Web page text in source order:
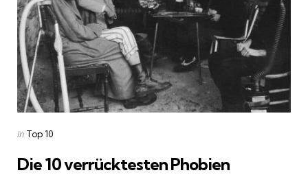
Categories
Posted
in Top 10
Die 10 verrücktesten Phobien